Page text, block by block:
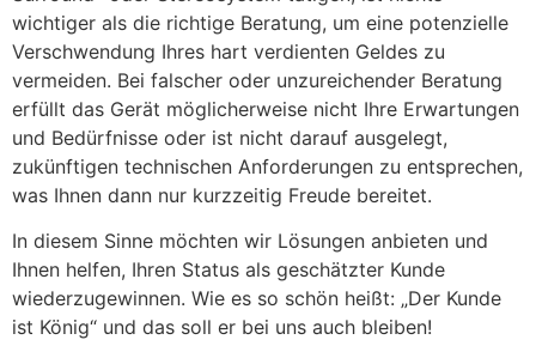
wichtiger als die richtige Beratung, um eine potenzielle
Verschwendung Ihres hart verdienten Geldes zu
vermeiden. Bei falscher oder unzureichender Beratung
erfüllt das Gerät möglicherweise nicht Ihre Erwartungen
und Bedürfnisse oder ist nicht darauf ausgelegt,
zukünftigen technischen Anforderungen zu entsprechen,
was Ihnen dann nur kurzzeitig Freude bereitet.
In diesem Sinne möchten wir Lösungen anbieten und
Ihnen helfen, Ihren Status als geschätzter Kunde
wiederzugewinnen. Wie es so schön heißt: „Der Kunde
ist König“ und das soll er bei uns auch bleiben!